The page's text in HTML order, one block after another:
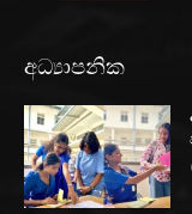
අධ්‍යාපනික